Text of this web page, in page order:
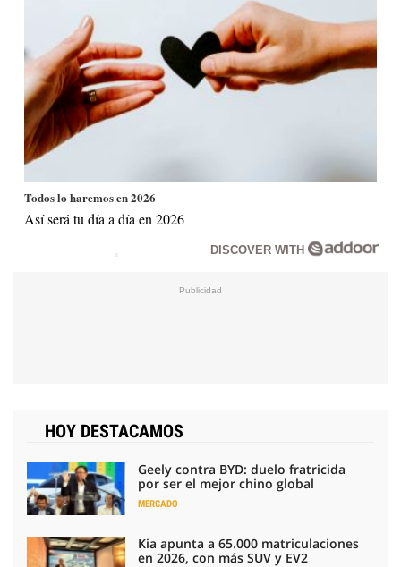
Todos lo haremos en 2026
Así será tu día a día en 2026
DISCOVER WITH
HOY DESTACAMOS
Geely contra BYD: duelo fratricida
por ser el mejor chino global
MERCADO
Kia apunta a 65.000 matriculaciones
en 2026, con más SUV y EV2